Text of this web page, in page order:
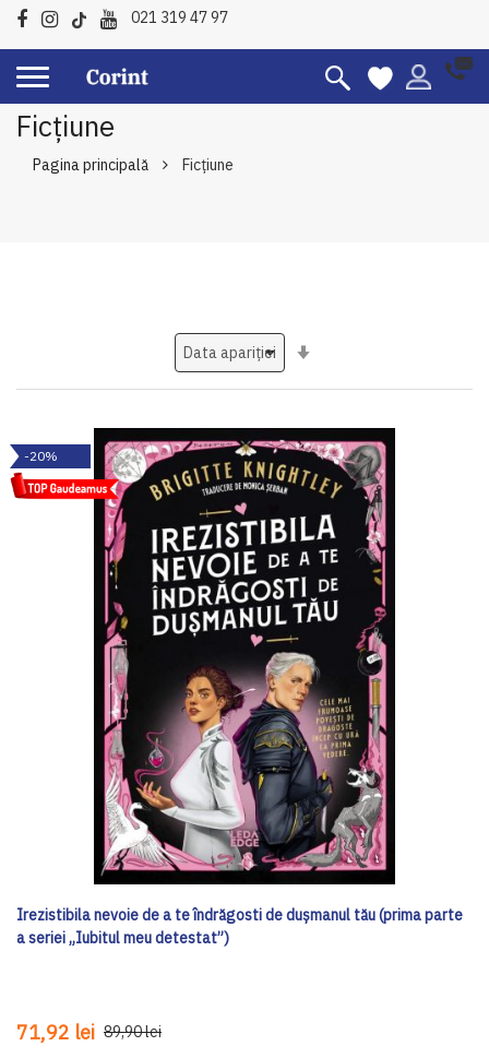
021 319 47 97
Ficțiune
Pagina principală Ficțiune
-20%
Irezistibila nevoie de a te îndrăgosti de dușmanul tău (prima parte
a seriei „Iubitul meu detestat”)
71,92 lei 89,90 lei